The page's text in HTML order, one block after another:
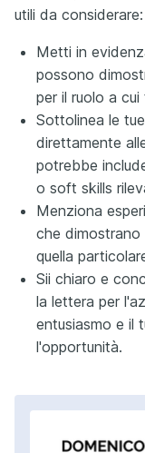
utili da considerare:
Metti in
possono
per il ruolo a
Sottolinea le
direttamente
potrebbe
o soft skills
Menziona
che dimostrano
quella
Sii chiaro e
la lettera per
entusiasmo e il
l'opportunità.